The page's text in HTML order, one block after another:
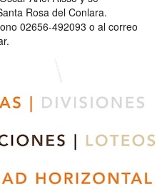
Rosa del Conlara.
02656-492093 o al correo